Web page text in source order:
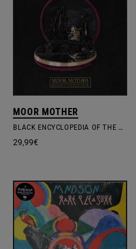
MOOR MOTHER
BLACK ENCYCLOPEDIA OF THE AIR
29,99€